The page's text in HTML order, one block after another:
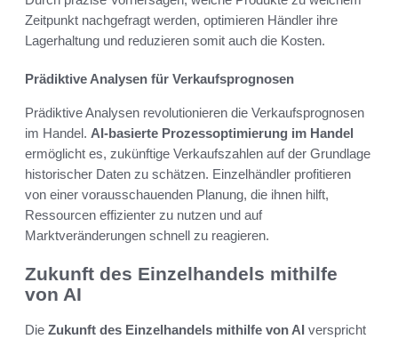
Zeitpunkt nachgefragt werden, optimieren Händler ihre
Lagerhaltung und reduzieren somit auch die Kosten.
Prädiktive Analysen für Verkaufsprognosen
Prädiktive Analysen revolutionieren die Verkaufsprognosen
im Handel. AI-basierte Prozessoptimierung im Handel
ermöglicht es, zukünftige Verkaufszahlen auf der Grundlage
historischer Daten zu schätzen. Einzelhändler profitieren
von einer vorausschauenden Planung, die ihnen hilft,
Ressourcen effizienter zu nutzen und auf
Marktveränderungen schnell zu reagieren.
Zukunft des Einzelhandels mithilfe
von AI
Die Zukunft des Einzelhandels mithilfe von AI verspricht